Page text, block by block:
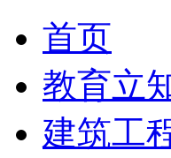
首页
教育立
建筑工